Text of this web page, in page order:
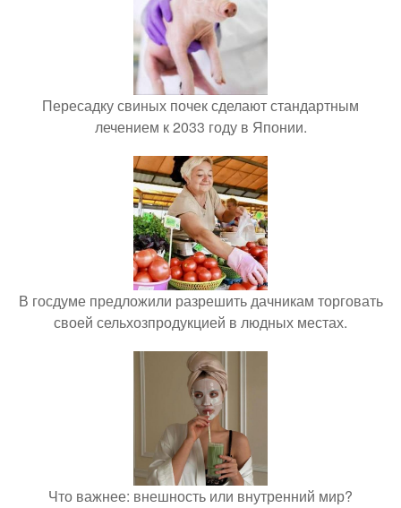
Пересадку свиных почек сделают стандартным
лечением к 2033 году в Японии.
В госдуме предложили разрешить дачникам торговать
своей сельхозпродукцией в людных местах.
Что важнее: внешность или внутренний мир?